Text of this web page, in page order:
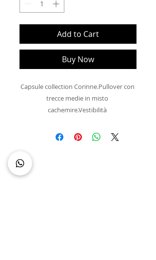
Add to Cart
Buy Now
Capsule collection Corinne.Pullover con
trecce medie in misto
cachemire.Vestibilità
cashmere ,30% viscosa, 20%